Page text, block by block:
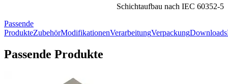
Schichtaufbau nach IEC 60352-5
Passende
ProdukteZubehörModifikationenVerarbeitungVerpackungDownloads
Passende Produkte